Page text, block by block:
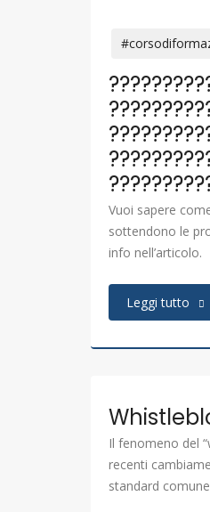
Vuoi sapere
sottendono le
info nell’articolo.
Leggi tutto
Il fenomeno del
recenti
standard